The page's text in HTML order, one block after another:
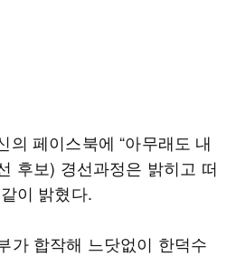
의 페이스북에 “아무래도 내
후보) 경선과정은 밝히고 떠
이 밝혔다.
가 합작해 느닷없이 한덕수